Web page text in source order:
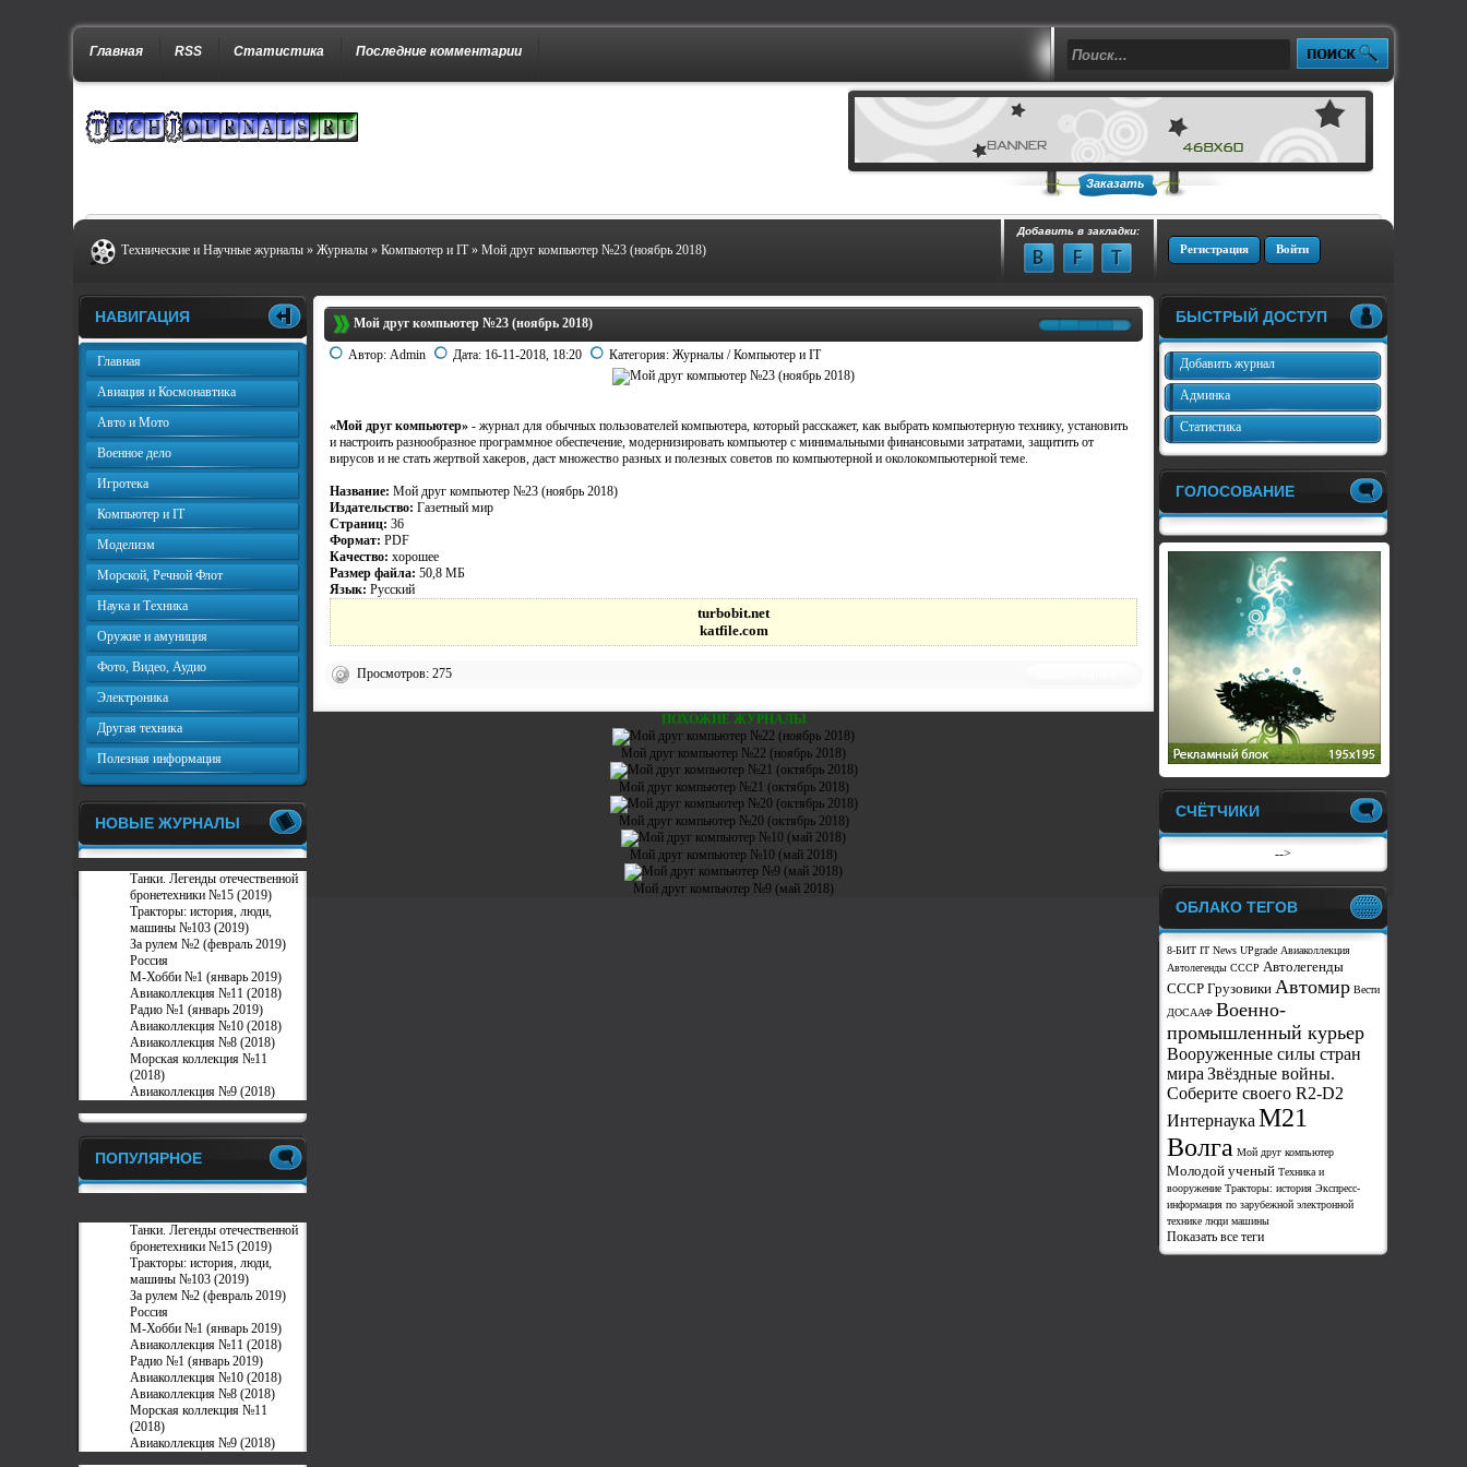
Главная RSS Статистика Последние комментарии
Заказать
Технические и Научные журналы »Журналы »Компьютер и IT» Мой друг компьютер №23 (ноябрь 2018) Регистрация Войти
Добавить в закладки:
Мой друг компьютер №23 (ноябрь 2018)
Автор:Admin Дата: 16-11-2018, 18:20 Категория:Журналы /Компьютер и IT
«Мой друг компьютер» - журнал для обычных пользователей компьютера, который расскажет, как выбрать компьютерную технику, установить
и настроить разнообразное программное обеспечение, модернизировать компьютер с минимальными финансовыми затратами, защитить от
вирусов и не стать жертвой хакеров, даст множество разных и полезных советов по компьютерной и околокомпьютерной теме.
Название: Мой друг компьютер №23 (ноябрь 2018)
Издательство: Газетный мир
Страниц: 36
Формат: PDF
Качество: хорошее
Размер файла: 50,8 МБ
Язык: Русский
turbobit.net
katfile.com
Просмотров: 275
ПОХОЖИЕ ЖУРНАЛЫ
Мой друг компьютер №22 (ноябрь 2018)
Мой друг компьютер №21 (октябрь 2018)
Мой друг компьютер №20 (октябрь 2018)
Мой друг компьютер №10 (май 2018)
Мой друг компьютер №9 (май 2018)
НАВИГАЦИЯ
Главная
Авиация и Космонавтика
Авто и Мото
Военное дело
Игротека
Компьютер и IT
Моделизм
Морской, Речной Флот
Наука и Техника
Оружие и амуниция
Фото, Видео, Аудио
Электроника
Другая техника
Полезная информация
НОВЫЕ ЖУРНАЛЫ
Танки. Легенды отечественной
бронетехники №15 (2019)
Тракторы: история, люди,
машины №103 (2019)
За рулем №2 (февраль 2019)
Россия
М-Хобби №1 (январь 2019)
Авиаколлекция №11 (2018)
Радио №1 (январь 2019)
Авиаколлекция №10 (2018)
Авиаколлекция №8 (2018)
Морская коллекция №11
(2018)
Авиаколлекция №9 (2018)
ПОПУЛЯРНОЕ
Танки. Легенды отечественной
бронетехники №15 (2019)
Тракторы: история, люди,
машины №103 (2019)
За рулем №2 (февраль 2019)
Россия
М-Хобби №1 (январь 2019)
Авиаколлекция №11 (2018)
Радио №1 (январь 2019)
Авиаколлекция №10 (2018)
Авиаколлекция №8 (2018)
Морская коллекция №11
(2018)
Авиаколлекция №9 (2018)
БЫСТРЫЙ ДОСТУП
Добавить журнал
Админка
Статистика
ГОЛОСОВАНИЕ
СЧЁТЧИКИ
-->
ОБЛАКО ТЕГОВ
8-БИТ IT News UPgrade Авиаколлекция
Автолегенды СССР Автолегенды
СССР Грузовики Автомир Вести
ДОСААФ Военно-
промышленный курьер
Вооруженные силы стран
мира Звёздные войны.
Соберите своего R2-D2
Интернаука М21
Волга Мой друг компьютер
Молодой ученый Техника и
вооружение Тракторы: история Экспресс-
информация по зарубежной электронной
технике люди машины
Показать все теги